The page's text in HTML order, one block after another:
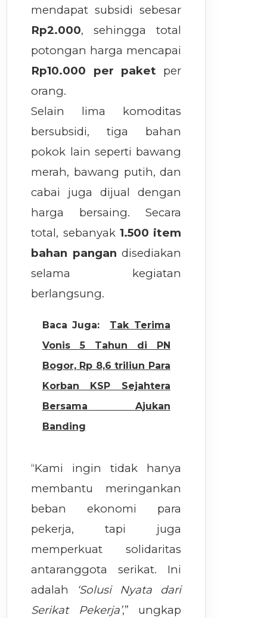
mendapat subsidi sebesar
Rp2.000, sehingga total
potongan harga mencapai
Rp10.000 per paket per
orang.
Selain lima komoditas
bersubsidi, tiga bahan
pokok lain seperti bawang
merah, bawang putih, dan
cabai juga dijual dengan
harga bersaing. Secara
total, sebanyak 1.500 item
bahan pangan disediakan
selama kegiatan
berlangsung.
Baca Juga:
Tak Terima
Vonis 5 Tahun di PN
Bogor, Rp 8,6 triliun Para
Korban KSP Sejahtera
Bersama Ajukan
Banding
“Kami ingin tidak hanya
membantu meringankan
beban ekonomi para
pekerja, tapi juga
memperkuat solidaritas
antaranggota serikat. Ini
adalah
‘Solusi Nyata dari
Serikat Pekerja’,” ungkap